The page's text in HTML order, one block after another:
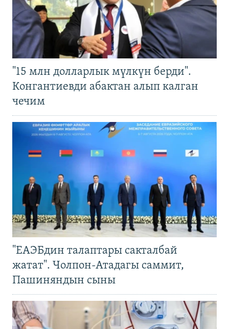
"15 млн долларлык мүлкүн берди".
Конгантиевди абактан алып калган
чечим
"ЕАЭБдин талаптары сакталбай
жатат". Чолпон-Атадагы саммит,
Пашиняндын сыны